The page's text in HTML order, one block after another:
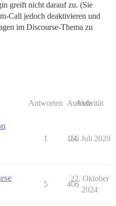
greift nicht darauf zu. (Sie
Call jedoch deaktivieren und
im Discourse-Thema zu
Antworten Aufrufe
Aktivität
1 166
24. Juli 2020
5 406
22. Oktober
2024